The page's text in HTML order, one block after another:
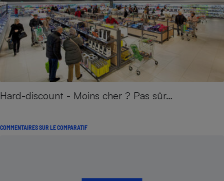
Hard-discount - Moins cher ? Pas sûr…
COMMENTAIRES SUR LE COMPARATIF